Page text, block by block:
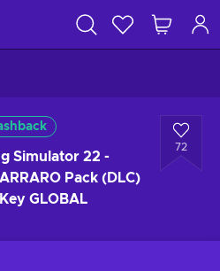
Simulator 22 -
Pack (DLC)
GLOBAL
72